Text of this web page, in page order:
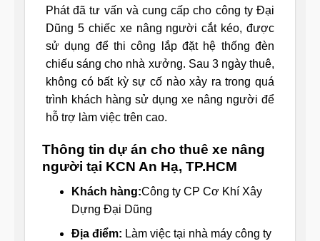
Phát đã tư vấn và cung cấp cho công ty Đại
Dũng 5 chiếc xe nâng người cắt kéo, được
sử dụng để thi công lắp đặt hệ thống đèn
chiếu sáng cho nhà xưởng. Sau 3 ngày thuê,
không có bất kỳ sự cố nào xảy ra trong quá
trình khách hàng sử dụng xe nâng người để
hỗ trợ làm việc trên cao.
Thông tin dự án cho thuê xe nâng
người tại KCN An Hạ, TP.HCM
Khách hàng:Công ty CP Cơ Khí Xây
Dựng Đại Dũng
Địa điểm: Làm việc tại nhà máy công ty